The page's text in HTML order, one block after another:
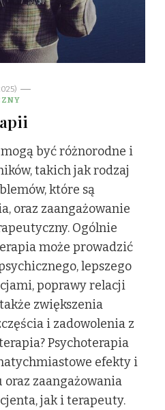
być różnorodne i
takich jak rodzaj
które są
oraz zaangażowanie
Ogólnie
może prowadzić
lepszego
poprawy relacji
zwiększenia
i zadowolenia z
Psychoterapia
efekty i
oraz zaangażowania
jak i terapeuty.